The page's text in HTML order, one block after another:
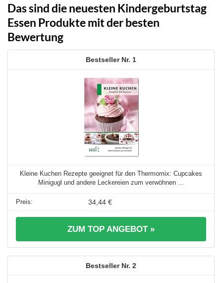
Das sind die neuesten Kindergeburtstag
Essen Produkte mit der besten
Bewertung
1
Kleine Kuchen Rezepte geeignet für den Thermomix: Cupcakes
Minigugl und andere Leckereien zum verwöhnen ...
34,44 €
ZUM TOP ANGEBOT »
2